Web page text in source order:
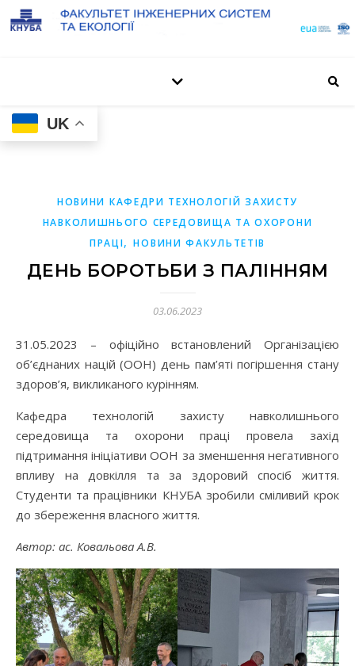
UK
НОВИНИ КАФЕДРИ ТЕХНОЛОГІЙ ЗАХИСТУ
НАВКОЛИШНЬОГО СЕРЕДОВИЩА ТА ОХОРОНИ
ПРАЦІ,НОВИНИ ФАКУЛЬТЕТІВ
ДЕНЬ БОРОТЬБИ З ПАЛІННЯМ
03.06.2023
31.05.2023 – офіційно встановлений Організацією
об’єднаних націй (ООН) день пам’яті погіршення стану
здоров’я, викликаного курінням.
Кафедра технологій захисту навколишнього
середовища та охорони праці провела захід
підтримання ініціативи ООН за зменшення негативного
впливу на довкілля та за здоровий спосіб життя.
Студенти та працівники КНУБА зробили сміливий крок
до збереження власного життя.
Автор: ас. Ковальова А.В.